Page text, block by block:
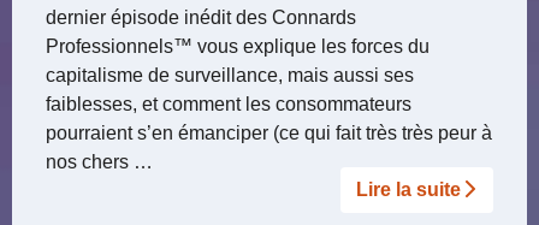
dernier épisode inédit des Connards
Professionnels™ vous explique les forces du
capitalisme de surveillance, mais aussi ses
faiblesses, et comment les consommateurs
pourraient s’en émanciper (ce qui fait très très peur à
nos chers …
Lire la suite­­